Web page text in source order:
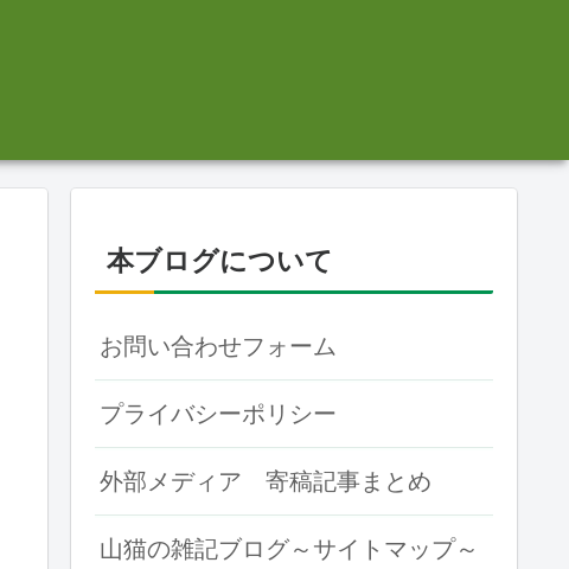
本ブログについて
お問い合わせフォーム
プライバシーポリシー
外部メディア 寄稿記事まとめ
山猫の雑記ブログ～サイトマップ～